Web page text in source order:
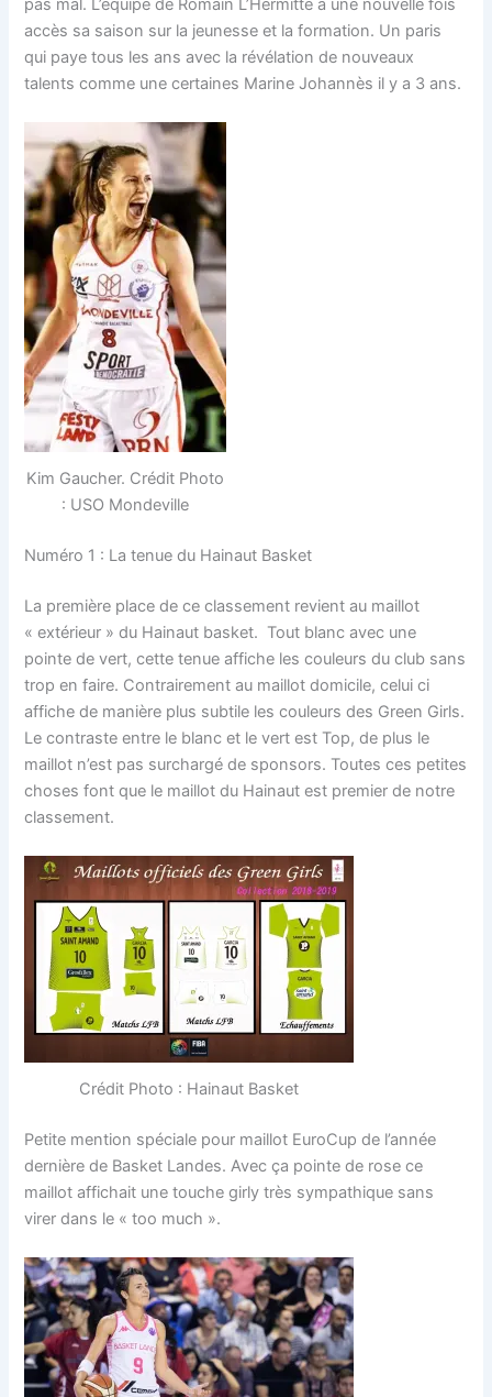
pas mal. L’équipe de Romain L’Hermitte à une nouvelle fois
accès sa saison sur la jeunesse et la formation. Un paris
qui paye tous les ans avec la révélation de nouveaux
talents comme une certaines Marine Johannès il y a 3 ans.
Kim Gaucher. Crédit Photo
: USO Mondeville
Numéro 1 : La tenue du Hainaut Basket
La première place de ce classement revient au maillot
« extérieur » du Hainaut basket. Tout blanc avec une
pointe de vert, cette tenue affiche les couleurs du club sans
trop en faire. Contrairement au maillot domicile, celui ci
affiche de manière plus subtile les couleurs des Green Girls.
Le contraste entre le blanc et le vert est Top, de plus le
maillot n’est pas surchargé de sponsors. Toutes ces petites
choses font que le maillot du Hainaut est premier de notre
classement.
Crédit Photo : Hainaut Basket
Petite mention spéciale pour maillot EuroCup de l’année
dernière de Basket Landes. Avec ça pointe de rose ce
maillot affichait une touche girly très sympathique sans
virer dans le « too much ».